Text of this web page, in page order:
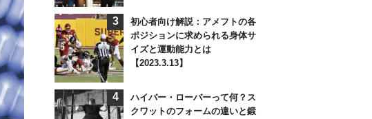
3
初心者向け解説：アメフトの各
ポジションに求められる身体サ
イズと運動能力とは
【2023.3.13】
4
ハイバー・ローバーって何？ス
クワットのフォームの違いと鍛